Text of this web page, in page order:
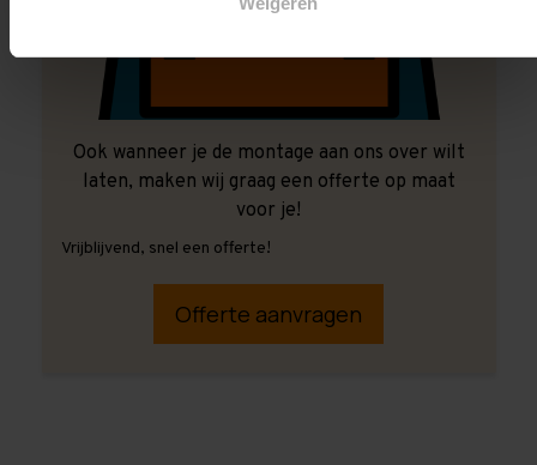
Ook wanneer je de montage aan ons over wilt
laten, maken wij graag een offerte op maat
voor je!
Vrijblijvend, snel een offerte!
Offerte aanvragen